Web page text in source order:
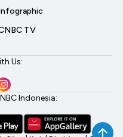
TV
Us:
Indonesia: